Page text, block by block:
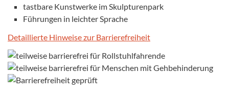
tastbare Kunstwerke im Skulpturenpark
Führungen in leichter Sprache
Detaillierte Hinweise zur Barrierefreiheit